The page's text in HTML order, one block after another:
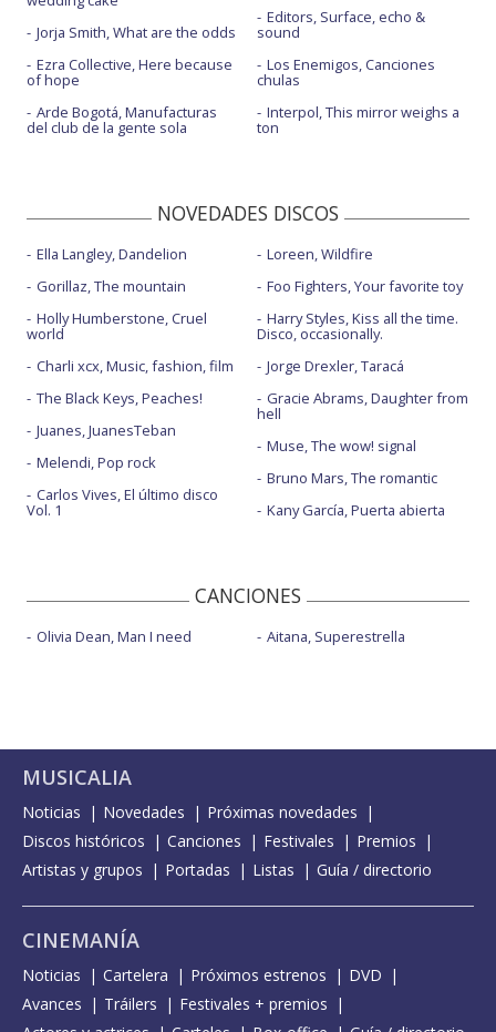
Jorja Smith, What are the odds
Ezra Collective, Here because
of hope
Arde Bogotá, Manufacturas
del club de la gente sola
Editors, Surface, echo &
sound
Los Enemigos, Canciones
chulas
Interpol, This mirror weighs a
ton
NOVEDADES DISCOS
Ella Langley, Dandelion
Gorillaz, The mountain
Holly Humberstone, Cruel
world
Charli xcx, Music, fashion, film
The Black Keys, Peaches!
Juanes, JuanesTeban
Melendi, Pop rock
Carlos Vives, El último disco
Vol. 1
Loreen, Wildfire
Foo Fighters, Your favorite toy
Harry Styles, Kiss all the time.
Disco, occasionally.
Jorge Drexler, Taracá
Gracie Abrams, Daughter from
hell
Muse, The wow! signal
Bruno Mars, The romantic
Kany García, Puerta abierta
CANCIONES
Olivia Dean, Man I need Aitana, Superestrella
MUSICALIA
Noticias Novedades
Próximas novedades
Discos históricos
Canciones Festivales
Premios
Artistas y grupos
Portadas Listas Guía / directorio
CINEMANÍA
Noticias Cartelera Próximos estrenos
DVD
Avances
Tráilers
Festivales + premios